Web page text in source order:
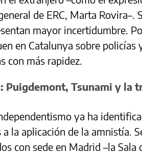
de ERC, Marta Rovira–.
mayor incertidumbre.
en Catalunya sobre
con más rapidez.
Puigdemont, Tsunami y la
ya ha
a la aplicación de la amnistía.
con sede en Madrid –la Sala